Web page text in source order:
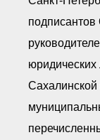
подписантов
юридических
Сахалинской